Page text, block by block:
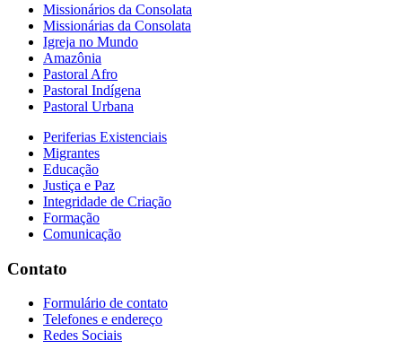
Missionários da Consolata
Missionárias da Consolata
Igreja no Mundo
Amazônia
Pastoral Afro
Pastoral Indígena
Pastoral Urbana
Periferias Existenciais
Migrantes
Educação
Justiça e Paz
Integridade de Criação
Formação
Comunicação
Contato
Formulário de contato
Telefones e endereço
Redes Sociais